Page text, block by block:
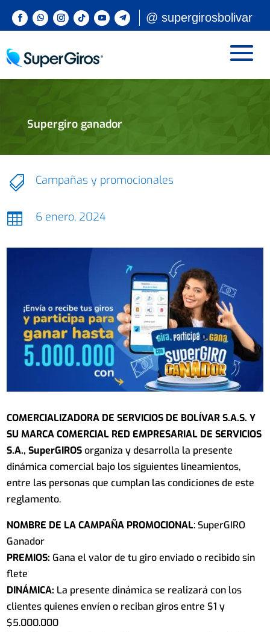
@ supergirosbolivar
Supergiro ganador
 Campañas y promocionales
 6 enero, 2024
COMERCIALIZADORA DE SERVICIOS DE BOLÍVAR S.A.S. Y
SU MARCA COMERCIAL RED EMPRESARIAL DE SERVICIOS
S.A., SuperGIROSorganiza y desarrolla la presente
dinámica comercial bajo los siguientes lineamientos,
entre las personas que cumplan las condiciones de este
reglamento.
NOMBRE DE LA CAMPAÑA PROMOCIONAL: SuperGIRO
Ganador
PREMIOS: Gana el valor de tu giro enviado o recibido sin
flete
DINÁMICA: La presente dinámica se realizará con los
clientes quienes envíen o reciban giros entre $1 y
$5.000.000